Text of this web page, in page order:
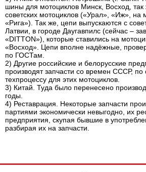
шины для мотоциклов Минск, Восход, так
советских мотоциклов («Урал», «Иж», на
«Рига»). Так же, цепи выпускаются с
Латвии, в городе Даугавпилс (сейчас –
«DITTON»), которые ставились на
«Восход». Цепи вполне надёжные,
по ГОСТам.
2) Другие российские и белорусские
производят запчасти со времен СССР, по
техпроцессу для этих мотоциклов.
3) Китай. Туда было перенесено
годы.
4) Реставрация. Некоторые запчасти
партиями экономически невыгодно, их
предприятия, скупая бывшие в
разбирая их на запчасти.